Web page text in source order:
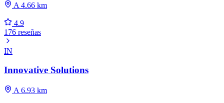
A 4.66 km
4.9
176 reseñas
IN
Innovative Solutions
A 6.93 km